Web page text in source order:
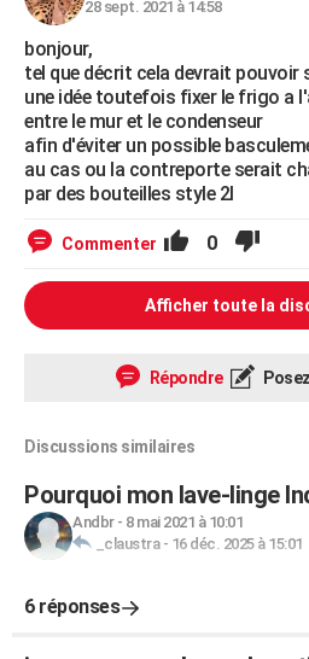
FORUM
Bricolage
Lifestyle
Culture
Sport
Auto
Television
Voyage
Cinema
28 sept. 2021 à 14:58
bonjour,
tel que décrit cela devrait pouvoir
une idée toutefois fixer le frigo a
entre le mur et le condenseur
afin d'éviter un possible
au cas ou la contreporte serait
par des bouteilles style 2l
Commenter 0
Afficher toute la
Répondre
Discussions similaires
Pourquoi mon lave-linge
Andbr- 8 mai 2021 à 10:01
_claustra- 16 déc. 2025 à 15:01
6 réponses